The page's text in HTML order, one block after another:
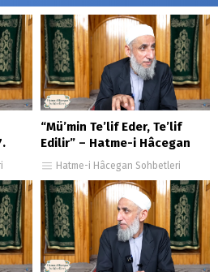
“Mü’min Te’lif Eder, Te’lif
Edilir” – Hatme-i Hâcegan
Sohbetleri 17.Bölüm
Hatme-i Hâcegan Sohbetleri